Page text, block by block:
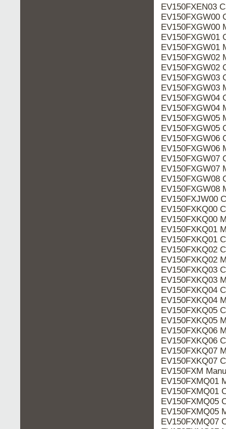
EV150FXEN03
EV150FXGW00
EV150FXGW00
EV150FXGW01
EV150FXGW01
EV150FXGW02
EV150FXGW02
EV150FXGW03
EV150FXGW03
EV150FXGW04
EV150FXGW04
EV150FXGW05
EV150FXGW05
EV150FXGW06
EV150FXGW06
EV150FXGW07
EV150FXGW07
EV150FXGW08
EV150FXGW08
EV150FXJW00
EV150FXKQ00
EV150FXKQ00
EV150FXKQ01
EV150FXKQ01
EV150FXKQ02
EV150FXKQ02
EV150FXKQ03
EV150FXKQ03
EV150FXKQ04
EV150FXKQ04
EV150FXKQ05
EV150FXKQ05
EV150FXKQ06
EV150FXKQ06
EV150FXKQ07
EV150FXKQ07
EV150FXM
EV150FXMQ01
EV150FXMQ01
EV150FXMQ05
EV150FXMQ05
EV150FXMQ07